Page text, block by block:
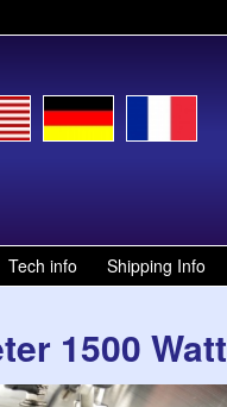
Tech info Shipping Info
1500 Watt